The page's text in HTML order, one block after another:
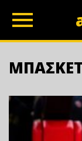
ΜΠΑΣΚΕΤ